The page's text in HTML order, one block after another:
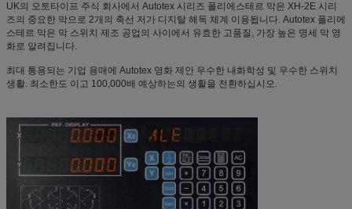
UK의 오토타이프 주식 회사에서 Autotex 시리즈 폴리에스테르 막은 XH-2E 시리
즈의 중요한 막으로 2개의 축선 저가 디지탈 해독 체계 이용됩니다. Autotex 폴리에
스테르 막은 막 스위치 제조 공업의 사이에서 유효한 고품질, 가장 높은 명세 막 영
화로 알려집니다.
최대 통용되는 기업 용매에 Autotex 영화 제안 우수한 내화학성 및 우수한 스위치
생활. 최소한도 이고 100,000배 예상하는의 생활을 전환하십시오.